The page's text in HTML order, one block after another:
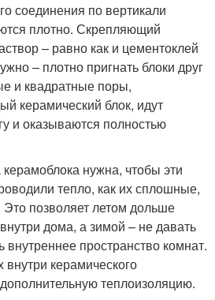
соединения по вертикали
плотно. Скрепляющий
– равно как и цементоклей
– плотно пригнать блоки друг
и квадратные поры,
керамический блок, идут
и оказываются полностью
нужна, чтобы эти
тепло, как их сплошные,
позволяет летом дольше
дома, а зимой – не давать
внутреннее пространство комнат.
керамического
теплоизоляцию.